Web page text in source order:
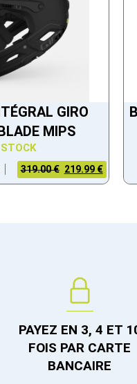
GIRO
MIPS
319.00 € 219.99 €
PAYEZ EN 3, 4 ET
FOIS PAR CARTE
BANCAIRE